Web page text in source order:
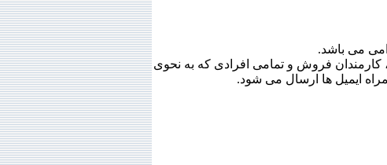
مسافرتی، هتل ها، کارمندان فروش و تمامی افرادی که به نحوی
ایمیل ها ارسال می شود.